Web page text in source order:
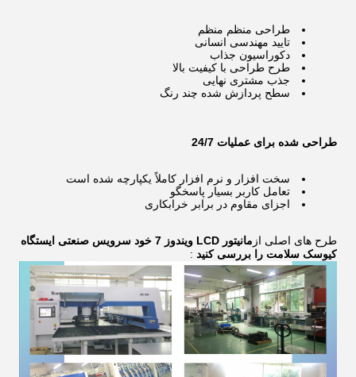
طراحی منظم منظم
تایید مهندسی انسانی
دکوراسیون جذاب
طرح طراحی با کیفیت بالا
جذب مشتری نهایی
سطح پردازش شده چند رنگ
طراحی شده برای عملیات 24/7
سخت افزار و نرم افزار کاملاً یکپارچه شده است
تعامل کاربر بسیار پاسخگو
اجزای مقاوم در برابر خرابکاری
طرح های اصلی از
مانیتور LCD ویندوز 7 خود سرویس صنعتی ایستگاه
کیوسک سلامت را بررسی کنید :